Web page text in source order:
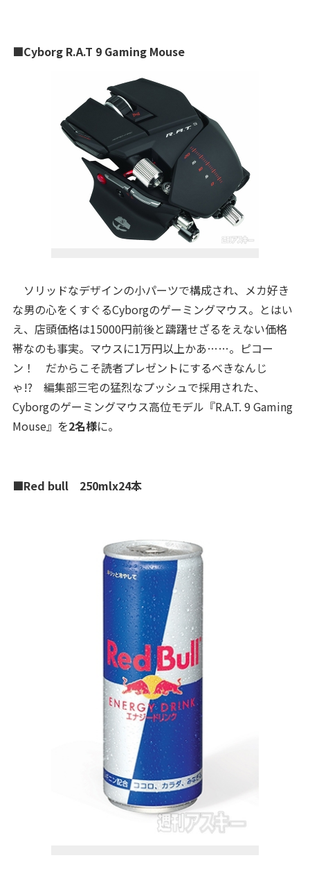
■Cyborg R.A.T 9 Gaming Mouse
ソリッドなデザインの小パーツで構成され、メカ好き
な男の心をくすぐるCyborgのゲーミングマウス。とはい
え、店頭価格は15000円前後と躊躇せざるをえない価格
帯なのも事実。マウスに1万円以上かあ……。ピコー
ン！ だからこそ読者プレゼントにするべきなんじ
ゃ!? 編集部三宅の猛烈なプッシュで採用された、
Cyborgのゲーミングマウス高位モデル『R.A.T. 9 Gaming
Mouse』を2名様に。
■Red bull 250mlx24本